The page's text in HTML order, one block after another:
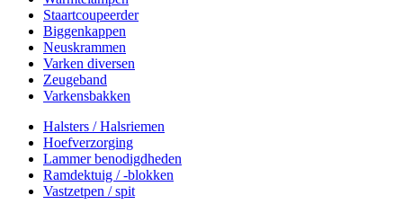
Staartcoupeerder
Biggenkappen
Neuskrammen
Varken diversen
Zeugeband
Varkensbakken
Halsters / Halsriemen
Hoefverzorging
Lammer benodigdheden
Ramdektuig / -blokken
Vastzetpen / spit